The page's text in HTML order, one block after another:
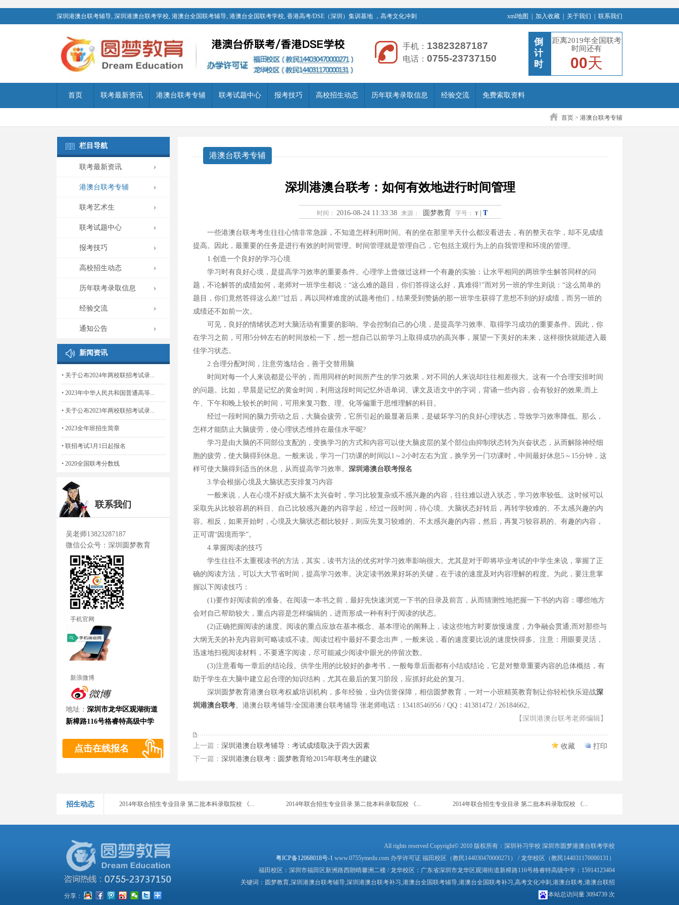
深圳港澳台联考辅导, 深圳港澳台联考学校, 港澳台全国联考辅导, 港澳台全国联考学校, 香港高考/DSE（深圳）集训基地 ，高考文化冲刺 xml地图 加入收藏 关于我们 联系我们
手机： 13823287187
电话： 0755-23737150
倒
计
时
距离2019年全国联考
时间还有
00天
首页 联考最新资讯 港澳台联考专辅 联考试题中心 报考技巧 高校招生动态 历年联考录取信息 经验交流 免费索取资料
首页 > 港澳台联考专辅
栏目导航
联考最新资讯
港澳台联考专辅
联考艺术生
联考试题中心
报考技巧
高校招生动态
历年联考录取信息
经验交流
通知公告
新闻资讯
• 关于公布2024年两校联招考试录...
• 2023年中华人民共和国普通高等...
• 关于公布2023年两校联招考试录...
• 2023全年班招生简章
• 联招考试3月1日起报名
• 2020全国联考分数线
联系我们
吴老师13823287187
微信公众号：深圳圆梦教育
手机官网
新浪微博
地址： 深圳市龙华区观湖街道
新樟路116号格睿特高级中学
点击在线报名
港澳台联考专辅
深圳港澳台联考：如何有效地进行时间管理
时间： 2016-08-24 11:33:38 来源： 圆梦教育 字号： T T
一些港澳台联考考生往往心情非常急躁，不知道怎样利用时间。有的坐在那里半天什么都没看进去，有的整天在学，却不见成绩
提高。因此，最重要的任务是进行有效的时间管理。时间管理就是管理自己，它包括主观行为上的自我管理和环境的管理。
1.创造一个良好的学习心境
学习时有良好心境，是提高学习效率的重要条件。心理学上曾做过这样一个有趣的实验：让水平相同的两班学生解答同样的问
题，不论解答的成绩如何，老师对一班学生都说：“这么难的题目，你们答得这么好，真难得!”而对另一班的学生则说：“这么简单的
题目，你们竟然答得这么差!”过后，再以同样难度的试题考他们，结果受到赞扬的那一班学生获得了意想不到的好成绩，而另一班的
成绩还不如前一次。
可见，良好的情绪状态对大脑活动有重要的影响。学会控制自己的心境，是提高学习效率、取得学习成功的重要条件。因此，你
在学习之前，可用5分钟左右的时间放松一下，想一想自己以前学习上取得成功的高兴事，展望一下美好的未来，这样很快就能进入最
佳学习状态。
2.合理分配时间，注意劳逸结合，善于交替用脑
时间对每一个人来说都是公平的，而用同样的时间所产生的学习效果，对不同的人来说却往往相差很大。这有一个合理安排时间
的问题。比如，早晨是记忆的黄金时间，利用这段时间记忆外语单词、课文及语文中的字词，背诵一些内容，会有较好的效果;而上
午、下午和晚上较长的时间，可用来复习数、理、化等偏重于思维理解的科目。
经过一段时间的脑力劳动之后，大脑会疲劳，它所引起的最显著后果，是破坏学习的良好心理状态，导致学习效率降低。那么，
怎样才能防止大脑疲劳，使心理状态维持在最佳水平呢?
学习是由大脑的不同部位支配的，变换学习的方式和内容可以使大脑皮层的某个部位由抑制状态转为兴奋状态，从而解除神经细
胞的疲劳，使大脑得到休息。一般来说，学习一门功课的时间以1～2小时左右为宜，换学另一门功课时，中间最好休息5～15分钟，这
样可使大脑得到适当的休息，从而提高学习效率。 深圳港澳台联考报名
3.学会根据心境及大脑状态安排复习内容
一般来说，人在心境不好或大脑不太兴奋时，学习比较复杂或不感兴趣的内容，往往难以进入状态，学习效率较低。这时候可以
采取先从比较容易的科目、自己比较感兴趣的内容学起，经过一段时间，待心境、大脑状态好转后，再转学较难的、不太感兴趣的内
容。相反，如果开始时，心境及大脑状态都比较好，则应先复习较难的、不太感兴趣的内容，然后，再复习较容易的、有趣的内容，
正可谓“因境而学”。
4.掌握阅读的技巧
学生往往不太重视读书的方法，其实，读书方法的优劣对学习效率影响很大。尤其是对于即将毕业考试的中学生来说，掌握了正
确的阅读方法，可以大大节省时间，提高学习效率。决定读书效果好坏的关键，在于读的速度及对内容理解的程度。为此，要注意掌
握以下阅读技巧：
(1)要作好阅读前的准备。在阅读一本书之前，最好先快速浏览一下书的目录及前言，从而猜测性地把握一下书的内容：哪些地方
会对自己帮助较大，重点内容是怎样编辑的，进而形成一种有利于阅读的状态。
(2)正确把握阅读的速度。阅读的重点应放在基本概念、基本理论的阐释上，读这些地方时要放慢速度，力争融会贯通;而对那些与
大纲无关的补充内容则可略读或不读。阅读过程中最好不要念出声，一般来说，看的速度要比说的速度快得多。注意：用眼要灵活，
迅速地扫视阅读材料，不要逐字阅读，尽可能减少阅读中眼光的停留次数。
(3)注意看每一章后的结论段。供学生用的比较好的参考书，一般每章后面都有小结或结论，它是对整章重要内容的总体概括，有
助于学生在大脑中建立起合理的知识结构，尤其在最后的复习阶段，应抓好此处的复习。
深圳圆梦教育港澳台联考权威培训机构，多年经验，业内信誉保障，相信圆梦教育，一对一小班精英教育制让你轻松快乐迎战深
圳港澳台联考。港澳台联考辅导/全国港澳台联考辅导 张老师电话：13418546956 / QQ：41381472 / 26184662。
【深圳港澳台联考老师编辑】
上一篇： 深圳港澳台联考辅导：考试成绩取决于四大因素
下一篇： 深圳港澳台联考：圆梦教育给2015年联考生的建议
收藏 打印
招生动态
2014-2016年港澳台、华侨生联招考试各高校录取分... 暨大招2000港澳台生
2016年中华人民共和国普通高等学校联合招收华侨... 2015年中华人民共和国普通高等学校联合招收华侨...
2015年暨南大學招收香港學生招生簡章 2015年暨南大學招收澳門學生招生簡章 2014年中华人民共和国普通高等学校 联合招收华侨...
2014年联合招生专业目录 第二批本科录取院校 《... 2014年联合招生专业目录 第二批本科录取院校 《...
2014年联合招生专业目录 第二批本科录取院校 《... 2014年联合招生专业目录 第二批本科录取院校 《... 2014年联合招生专业目录 第二批本科录取院校 《...
2014年联合招生专业目录 第二批本科录取院校 《... 2014年联合招生专业目录 第二批本科录取院校 《... 2014年联合招生专业目录 第二批本科录取院校 《...
2014年联合招生专业目录 第二批本科录取院校 《... 2014年联合招生专业目录 第二批本科录取院校 《... 2014年联合招生专业目录 第二批本科录取院校 《...
2014年联合招生专业目录 第二批本科录取院校 《... 2014年联合招生专业目录 第一批本科录取院校 《... 2014年联合招生专业目录 第一批本科录取院校 《...
2014年联合招生专业目录 第一批本科录取院校 《... 2014年联合招生专业目录 第一批本科录取院校 《... 2014年联合招生专业目录 第一批本科录取院校 《...
分享：
All rights reserved Copyright© 2010 版权所有：深圳补习学校 深圳市圆梦港澳台联考学校
粤ICP备12068018号-1 www.0755ymedu.com 办学许可证 福田校区（教民144030470000271） / 龙华校区（教民144031170000131）
福田校区：深圳市福田区新洲路西朗晴馨洲二楼 / 龙华校区：广东省深圳市龙华区观湖街道新樟路116号格睿特高级中学：15914123404
关键词：圆梦教育,深圳港澳台联考辅导,深圳港澳台联考补习,港澳台全国联考辅导,港澳台全国联考补习,高考文化冲刺,港澳台联考,港澳台联招
本站总访问量 3094739 次